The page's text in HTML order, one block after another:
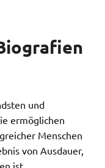
und
ermöglichen
Menschen
von Ausdauer,
ist.